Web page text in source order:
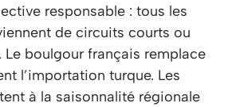
responsable : tous les
de circuits courts ou
boulgour français remplace
l’importation turque. Les
à la saisonnalité régionale